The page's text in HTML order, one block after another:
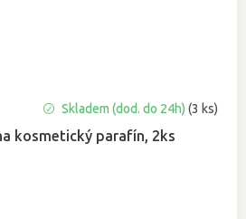
kosmetický parafín, 2ks
Skladem (dod. do 24h) (3 ks)